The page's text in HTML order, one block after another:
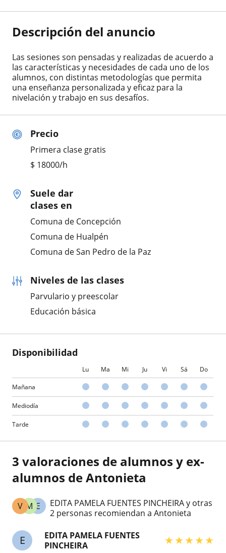
Precio
Primera clase gratis
$ 18000/h
Suele dar
clases en
Comuna de Concepción
Comuna de Hualpén
Comuna de San Pedro de la Paz
Niveles de las clases
Parvulario y preescolar
Educación básica
Disponibilidad
Lu Ma Mi Ju Vi Sá Do
Mañana
Mediodía
Tarde
Descripción del anuncio
Las sesiones son pensadas y realizadas de acuerdo a
las características y necesidades de cada uno de los
alumnos, con distintas metodologías que permita
una enseñanza personalizada y eficaz para la
nivelación y trabajo en sus desafíos.
3 valoraciones de alumnos y ex-
alumnos de Antonieta
E
M
V
EDITA PAMELA FUENTES PINCHEIRA y otras
2 personas recomiendan a Antonieta
E
EDITA PAMELA FUENTES
PINCHEIRA
★★★★★